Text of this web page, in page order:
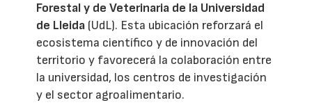
Forestal y de Veterinaria de la Universidad
de Lleida (UdL). Esta ubicación reforzará el
ecosistema científico y de innovación del
territorio y favorecerá la colaboración entre
la universidad, los centros de investigación
y el sector agroalimentario.